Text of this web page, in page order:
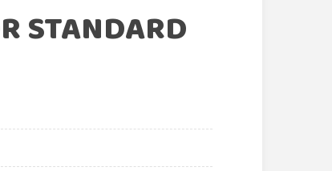
STANDARD